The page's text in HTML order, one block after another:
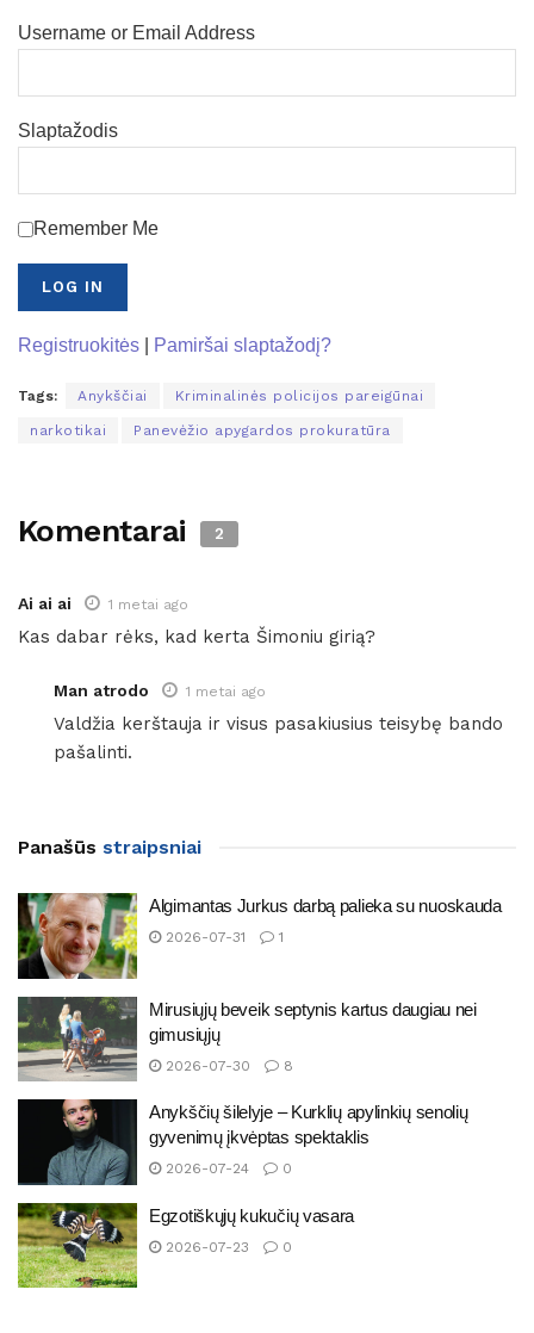
Username or Email Address
Slaptažodis
Remember Me
Registruokitės Pamiršai slaptažodį?
Tags: Anykščiai Kriminalinės policijos pareigūnai
narkotikai Panevėžio apygardos prokuratūra
Komentarai 2
Ai ai ai 1 metai ago
Kas dabar rėks, kad kerta Šimoniu girią?
Man atrodo 1 metai ago
Valdžia kerštauja ir visus pasakiusius teisybę bando
pašalinti.
Panašūs straipsniai
Algimantas Jurkus darbą palieka su nuoskauda
2026-07-31 1
Mirusiųjų beveik septynis kartus daugiau nei
gimusiųjų
2026-07-30 8
Anykščių šilelyje – Kurklių apylinkių senolių
gyvenimų įkvėptas spektaklis
2026-07-24 0
Egzotiškųjų kukučių vasara
2026-07-23 0